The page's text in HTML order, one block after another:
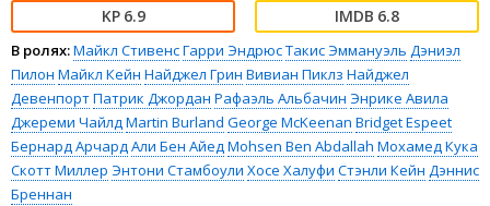
6.9 6.8
В ролях:Майкл СтивенсГарри ЭндрюсТакис Эммануэль Дэниэл
Пилон Майкл Кейн Найджел Грин Вивиан Пиклз Найджел
ДевенпортПатрик Джордан Рафаэль Альбачин Энрике Авила
Джереми ЧайлдMartin Burland George McKeenan Bridget Espeet
Бернард АрчардАли Бен АйедMohsen Ben Abdallah Мохамед Кука
Скотт Миллер Энтони Стамбоули Хосе Халуфи Стэнли Кейн Дэннис
Бреннан